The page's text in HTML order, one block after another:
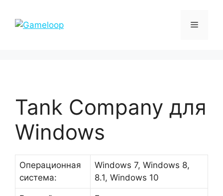
содержимому
Меню
Tank Company для
Windows
Операционная
система:
Windows 7, Windows 8,
8.1, Windows 10